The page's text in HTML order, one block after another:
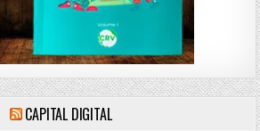
CAPITAL DIGITAL